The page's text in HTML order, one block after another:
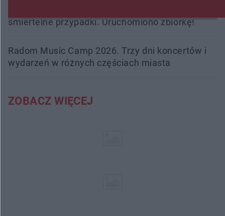
śmiertelne przypadki. Uruchomiono zbiórkę!
Radom Music Camp 2026. Trzy dni koncertów i
wydarzeń w różnych częściach miasta
ZOBACZ WIĘCEJ